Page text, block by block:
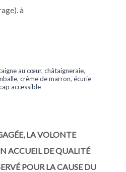
à
au cœur,châtaigneraie,
,crème de marron,écurie
accessible
LA VOLONTE
ACCUEIL DE QUALITÉ
POUR LA CAUSE DU